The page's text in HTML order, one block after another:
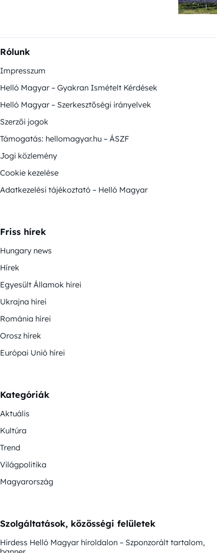
Rólunk
Impresszum
Helló Magyar – Gyakran Ismételt Kérdések
Helló Magyar – Szerkesztőségi irányelvek
Szerzői jogok
Támogatás: hellomagyar.hu – ÁSZF
Jogi közlemény
Cookie kezelése
Adatkezelési tájékoztató – Helló Magyar
Friss hírek
Hungary news
Hírek
Egyesült Államok hírei
Ukrajna hírei
Románia hírei
Orosz hírek
Európai Unió hírei
Kategóriák
Aktuális
Kultúra
Trend
Világpolitika
Magyarország
Szolgáltatások, közösségi felületek
Hirdess Helló Magyar híroldalon – Szponzorált tartalom,